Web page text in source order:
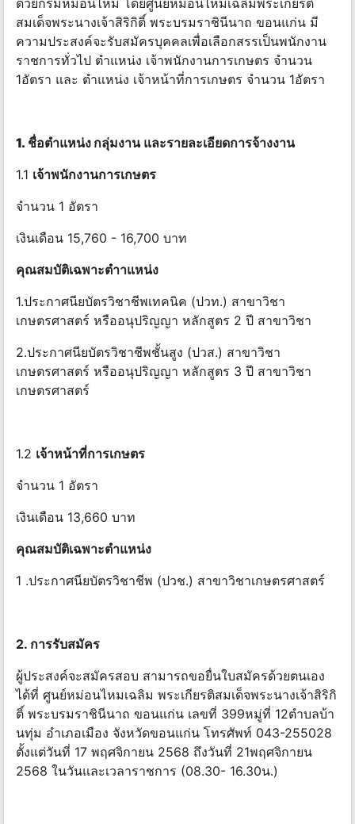
ด้วยกรมหม่อนไหม โดยศูนย์หม่อนไหมเฉลิมพระเกียรติ
สมเด็จพระนางเจ้าสิริกิติ์ พระบรมราชินีนาถ ขอนแก่น มี
ความประสงค์จะรับสมัครบุคคลเพื่อเลือกสรรเป็นพนักงาน
ราชการทั่วไป ตําแหน่ง เจ้าพนักงานการเกษตร จํานวน
1อัตรา และ ตําแหน่ง เจ้าหน้าที่การเกษตร จํานวน 1อัตรา
1. ชื่อตําแหน่ง กลุ่มงาน และรายละเอียดการจ้างงาน
1.1 เจ้าพนักงานการเกษตร
จำนวน 1 อัตรา
เงินเดือน 15,760 - 16,700 บาท
คุณสมบัติเฉพาะตําาแหน่ง
1.ประกาศนียบัตรวิชาชีพเทคนิค (ปวท.) สาขาวิชา
เกษตรศาสตร์ หรืออนุปริญญา หลักสูตร 2 ปี สาขาวิชา
2.ประกาศนียบัตรวิชาชีพชั้นสูง (ปวส.) สาขาวิชา
เกษตรศาสตร์ หรืออนุปริญญา หลักสูตร 3 ปี สาขาวิชา
เกษตรศาสตร์
1.2 เจ้าหน้าที่การเกษตร
จำนวน 1 อัตรา
เงินเดือน 13,660 บาท
คุณสมบัติเฉพาะตําแหน่ง
1 .ประกาศนียบัตรวิชาชีพ (ปวช.) สาขาวิชาเกษตรศาสตร์
2. การรับสมัคร
ผู้ประสงค์จะสมัครสอบ สามารถขอยื่นใบสมัครด้วยตนเอง
ได้ที่ ศูนย์หม่อนไหมเฉลิม พระเกียรติสมเด็จพระนางเจ้าสิริกิ
ติ์ พระบรมราชินีนาถ ขอนแก่น เลขที่ 399หมู่ที่ 12ตําบลบ้า
นทุ่ม อําเภอเมือง จังหวัดขอนแก่น โทรศัพท์ 043-255028
ตั้งแต่วันที่ 17 พฤศจิกายน 2568 ถึงวันที่ 21พฤศจิกายน
2568 ในวันและเวลาราชการ (08.30- 16.30น.)